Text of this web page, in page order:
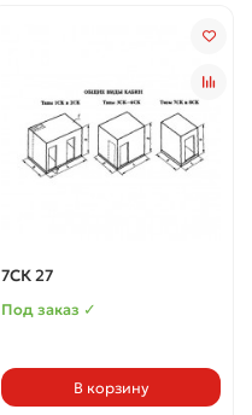
7СК 27
Под заказ ✓
В корзину